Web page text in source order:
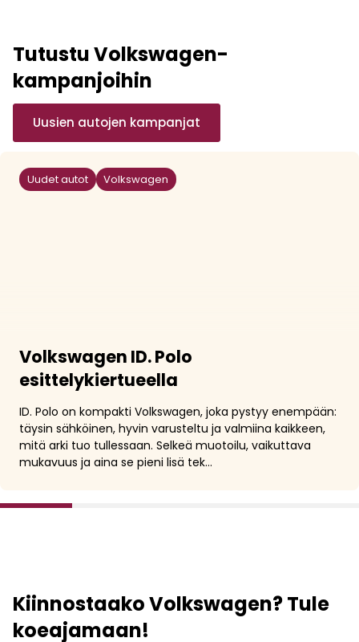
Tutustu Volkswagen-
kampanjoihin
Uusien autojen kampanjat
Uudet autot Volkswagen
Volkswagen ID. Polo
esittelykiertueella
ID. Polo on kompakti Volkswagen, joka pystyy enempään:
täysin sähköinen, hyvin varusteltu ja valmiina kaikkeen,
mitä arki tuo tullessaan. Selkeä muotoilu, vaikuttava
mukavuus ja aina se pieni lisä tek…
1
Kiinnostaako Volkswagen? Tule
koeajamaan!